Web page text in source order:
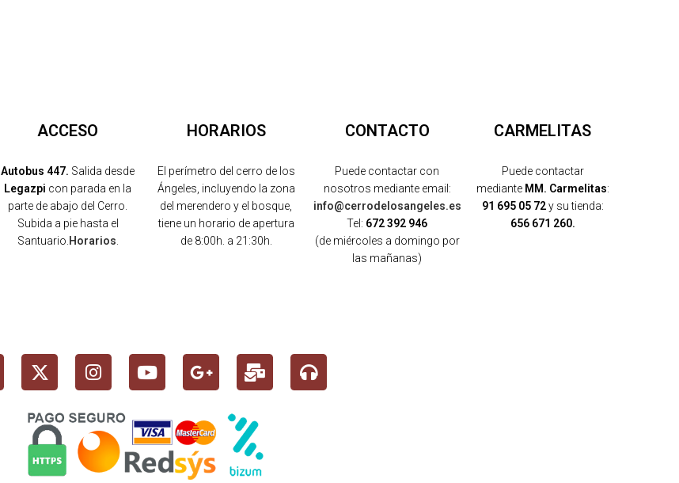
ACCESO
Autobus 447. Salida desde
Legazpi con parada en la
parte de abajo del Cerro.
Subida a pie hasta el
Santuario. Horarios
HORARIOS
El perímetro del cerro de los
Ángeles, incluyendo la zona
del merendero y el bosque,
tiene un horario de apertura
de 8:00h. a 21:30h.
CONTACTO
Puede contactar con
nosotros mediante email:
info@cerrodelosangeles.es
Tel: 672 392 946
(de miércoles a domingo por
las mañanas)
CARMELITAS
Puede contactar
medianteMM. Carmelitas:
91 695 05 72y su tienda:
656 671 260.